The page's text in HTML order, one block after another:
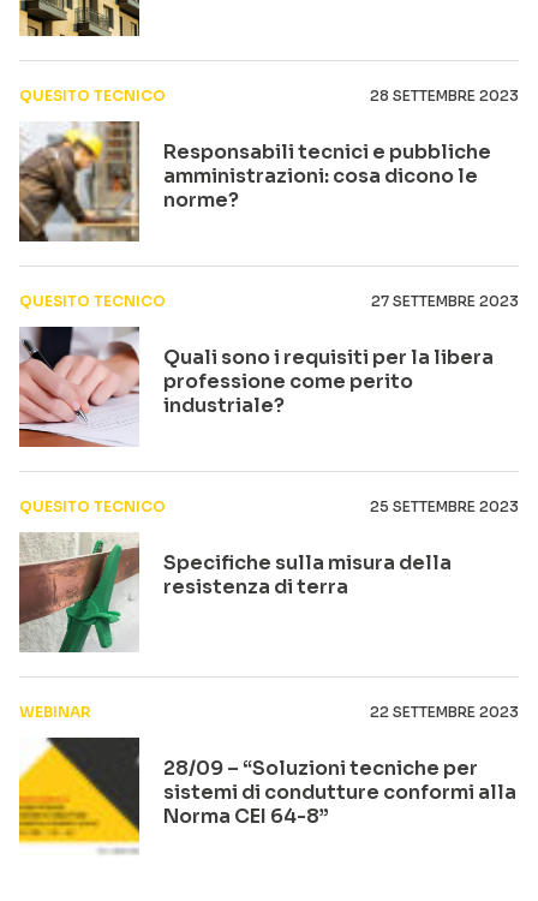
QUESITO TECNICO 28 SETTEMBRE 2023
Responsabili tecnici e pubbliche
amministrazioni: cosa dicono le
norme?
QUESITO TECNICO 27 SETTEMBRE 2023
Quali sono i requisiti per la libera
professione come perito
industriale?
QUESITO TECNICO 25 SETTEMBRE 2023
Specifiche sulla misura della
resistenza di terra
WEBINAR 22 SETTEMBRE 2023
28/09 – “Soluzioni tecniche per
sistemi di condutture conformi alla
Norma CEI 64-8”